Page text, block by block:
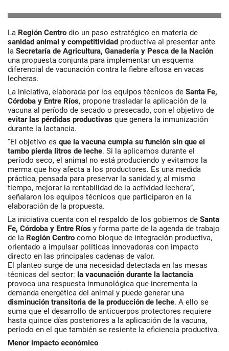
La Región Centro dio un paso estratégico en materia de
sanidad animal y competitividad productiva al presentar ante
la Secretaría de Agricultura, Ganadería y Pesca de la Nación
una propuesta conjunta para implementar un esquema
diferencial de vacunación contra la fiebre aftosa en vacas
lecheras.
La iniciativa, elaborada por los equipos técnicos de Santa Fe,
Córdoba y Entre Ríos, propone trasladar la aplicación de la
vacuna al período de secado o presecado, con el objetivo de
evitar las pérdidas productivas que genera la inmunización
durante la lactancia.
“El objetivo es que la vacuna cumpla su función sin que el
tambo pierda litros de leche. Si la aplicamos durante el
período seco, el animal no está produciendo y evitamos la
merma que hoy afecta a los productores. Es una medida
práctica, pensada para preservar la sanidad y, al mismo
tiempo, mejorar la rentabilidad de la actividad lechera”,
señalaron los equipos técnicos que participaron en la
elaboración de la propuesta.
La iniciativa cuenta con el respaldo de los gobiernos de Santa
Fe, Córdoba y Entre Ríos y forma parte de la agenda de trabajo
de la Región Centro como bloque de integración productiva,
orientado a impulsar políticas innovadoras con impacto
directo en las principales cadenas de valor.
El planteo surge de una necesidad detectada en las mesas
técnicas del sector: la vacunación durante la lactancia
provoca una respuesta inmunológica que incrementa la
demanda energética del animal y puede generar una
disminución transitoria de la producción de leche. A ello se
suma que el desarrollo de anticuerpos protectores requiere
hasta quince días posteriores a la aplicación de la vacuna,
período en el que también se resiente la eficiencia productiva.
Menor impacto económico